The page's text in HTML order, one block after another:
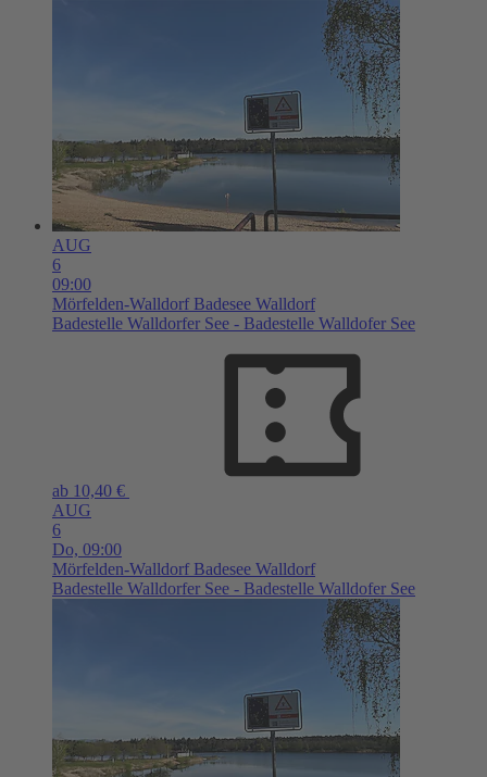
AUG
6
09:00
Mörfelden-Walldorf Badesee Walldorf
Badestelle Walldorfer See - Badestelle Walldofer See
ab 10,40 €
AUG
6
Do, 09:00
Mörfelden-Walldorf Badesee Walldorf
Badestelle Walldorfer See - Badestelle Walldofer See